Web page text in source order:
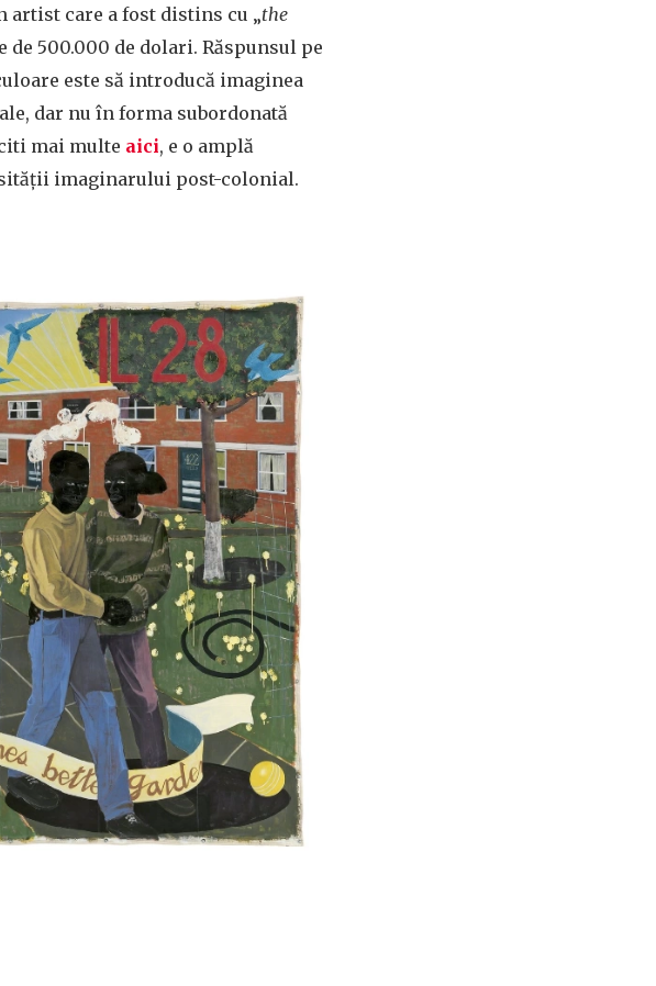
artist care a fost distins cu „the
500.000 de dolari. Răspunsul pe
este să introducă imaginea
dar nu în forma subordonată
mai multe aici, e o amplă
imaginarului post-colonial.